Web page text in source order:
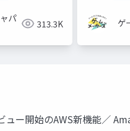
パ
313.3K ゲ
ュー開始のAWS新機能／